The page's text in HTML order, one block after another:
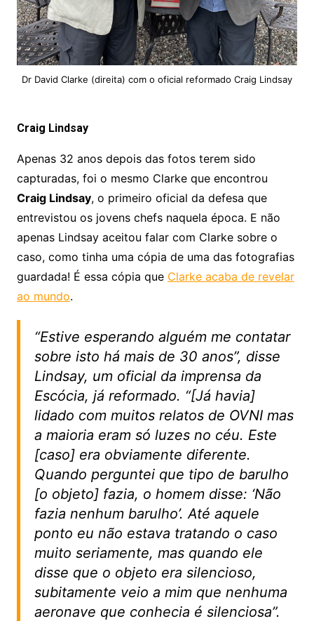
Dr David Clarke (direita) com o oficial reformado Craig Lindsay
Craig Lindsay
Apenas 32 anos depois das fotos terem sido
capturadas, foi o mesmo Clarke que encontrou
Craig Lindsay, o primeiro oficial da defesa que
entrevistou os jovens chefs naquela época. E não
apenas Lindsay aceitou falar com Clarke sobre o
caso, como tinha uma cópia de uma das fotografias
guardada! É essa cópia que Clarke acaba de revelar
ao mundo.
“Estive esperando alguém me contatar
sobre isto há mais de 30 anos”, disse
Lindsay, um oficial da imprensa da
Escócia, já reformado. “[Já havia]
lidado com muitos relatos de OVNI mas
a maioria eram só luzes no céu. Este
[caso] era obviamente diferente.
Quando perguntei que tipo de barulho
[o objeto] fazia, o homem disse: ‘Não
fazia nenhum barulho’. Até aquele
ponto eu não estava tratando o caso
muito seriamente, mas quando ele
disse que o objeto era silencioso,
subitamente veio a mim que nenhuma
aeronave que conhecia é silenciosa”.